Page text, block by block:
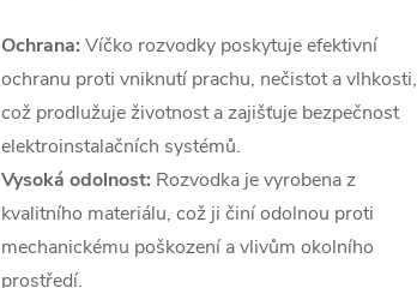
Ochrana: Víčko rozvodky poskytuje efektivní
ochranu proti vniknutí prachu, nečistot a vlhkosti,
což prodlužuje životnost a zajišťuje bezpečnost
elektroinstalačních systémů.
Vysoká odolnost: Rozvodka je vyrobena z
kvalitního materiálu, což ji činí odolnou proti
mechanickému poškození a vlivům okolního
prostředí.